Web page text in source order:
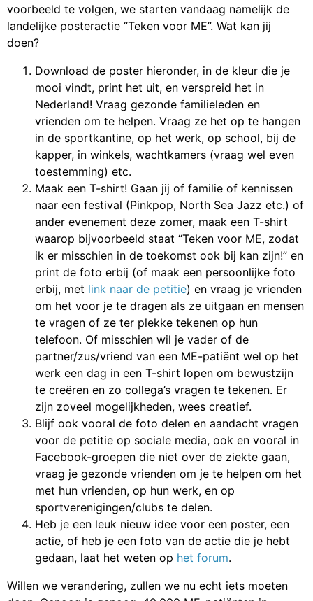
voorbeeld te volgen, we starten vandaag namelijk de
landelijke posteractie “Teken voor ME”. Wat kan jij
doen?
Download de poster hieronder, in de kleur die je
mooi vindt, print het uit, en verspreid het in
Nederland! Vraag gezonde familieleden en
vrienden om te helpen. Vraag ze het op te hangen
in de sportkantine, op het werk, op school, bij de
kapper, in winkels, wachtkamers (vraag wel even
toestemming) etc.
Maak een T-shirt! Gaan jij of familie of kennissen
naar een festival (Pinkpop, North Sea Jazz etc.) of
ander evenement deze zomer, maak een T-shirt
waarop bijvoorbeeld staat “Teken voor ME, zodat
ik er misschien in de toekomst ook bij kan zijn!” en
print de foto erbij (of maak een persoonlijke foto
erbij, met link naar de petitie) en vraag je vrienden
om het voor je te dragen als ze uitgaan en mensen
te vragen of ze ter plekke tekenen op hun
telefoon. Of misschien wil je vader of de
partner/zus/vriend van een ME-patiënt wel op het
werk een dag in een T-shirt lopen om bewustzijn
te creëren en zo collega’s vragen te tekenen. Er
zijn zoveel mogelijkheden, wees creatief.
Blijf ook vooral de foto delen en aandacht vragen
voor de petitie op sociale media, ook en vooral in
Facebook-groepen die niet over de ziekte gaan,
vraag je gezonde vrienden om je te helpen om het
met hun vrienden, op hun werk, en op
sportverenigingen/clubs te delen.
Heb je een leuk nieuw idee voor een poster, een
actie, of heb je een foto van de actie die je hebt
gedaan, laat het weten op het forum.
Willen we verandering, zullen we nu echt iets moeten